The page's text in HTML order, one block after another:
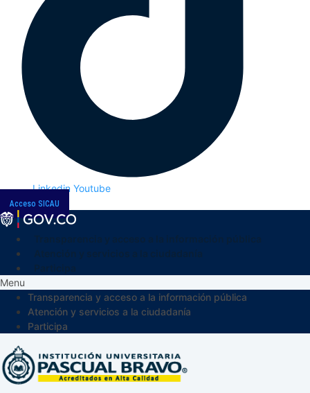
Linkedin Youtube
Acceso SICAU
Menu
Transparencia y acceso a la información pública
Atención y servicios a la ciudadanía
Participa